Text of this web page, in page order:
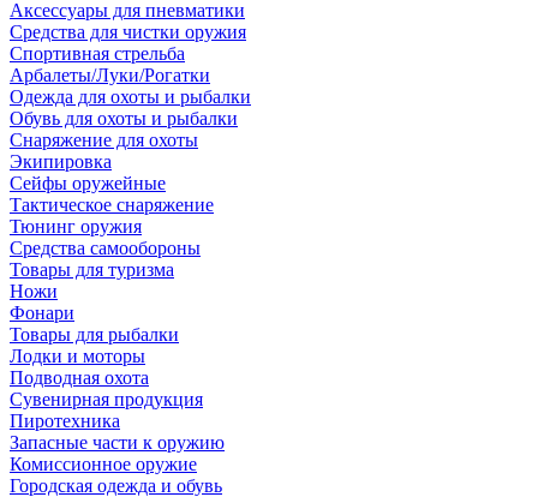
Аксессуары для пневматики
Средства для чистки оружия
Спортивная стрельба
Арбалеты/Луки/Рогатки
Одежда для охоты и рыбалки
Обувь для охоты и рыбалки
Снаряжение для охоты
Экипировка
Сейфы оружейные
Тактическое снаряжение
Тюнинг оружия
Средства самообороны
Товары для туризма
Ножи
Фонари
Товары для рыбалки
Лодки и моторы
Подводная охота
Сувенирная продукция
Пиротехника
Запасные части к оружию
Комиссионное оружие
Городская одежда и обувь